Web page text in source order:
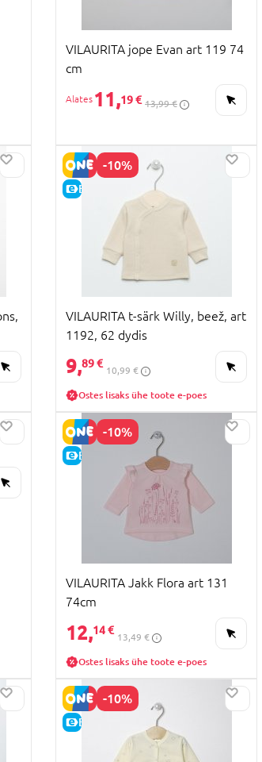
VILAURITA jope Evan art 119 74
cm
11,19 € 13,99 €
-10%
E-HIND
VILAURITA t-särk Willy, beež, art
1192, 62 dydis
9,89 €
10,99 €
Ostes lisaks ühe toote e-poes
-10%
E-HIND
VILAURITA Jakk Flora art 131
74cm
12,14 €
13,49 €
Ostes lisaks ühe toote e-poes
-10%
E-HIND